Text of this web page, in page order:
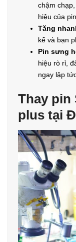
chậm
hiệu của
Tăng
kể và bạn
Pin sưng
hiệu rò rỉ,
ngay lập
Thay pin
plus tại